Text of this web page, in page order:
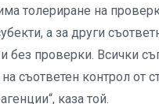
толериране на
а за други
без проверки. Всички
съответен контрол от
каза той.